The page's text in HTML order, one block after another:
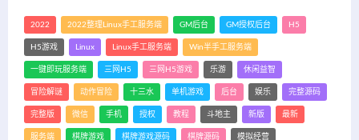
2022 2022整理Linux手工服务端 GM后台 GM授权后台 H5
H5游戏 Linux Linux手工服务端 Win半手工服务端
一键即玩服务端 三网H5 三网H5游戏 乐游 休闲益智
冒险解谜 动作冒险 十三水 单机游戏 后台 娱乐 完整源码
完整版 微信 手机 授权 教程 斗地主 新版 最新
服务端 棋牌游戏 棋牌游戏源码 棋牌源码 模拟经营